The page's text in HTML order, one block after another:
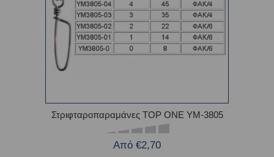
Στριφταροπαραμάνες TOP ONE YM-3805
Από €2,70